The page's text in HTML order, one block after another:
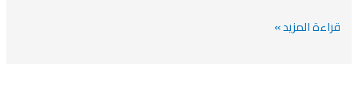
قراءة المزيد »